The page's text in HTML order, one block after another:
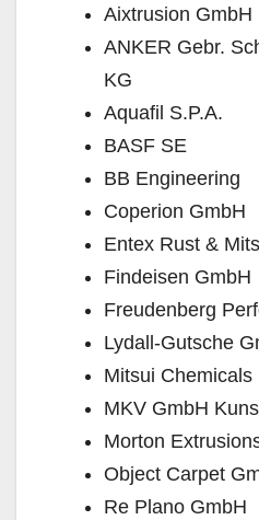
Aixtrusion GmbH
ANKER Gebr.
KG
Aquafil S.P.A.
BASF SE
BB Engineering
Coperion GmbH
Entex Rust &
Findeisen GmbH
Freudenberg
Lydall-Gutsche
Mitsui Chemicals
MKV GmbH
Morton
Object Carpet
Re Plano GmbH